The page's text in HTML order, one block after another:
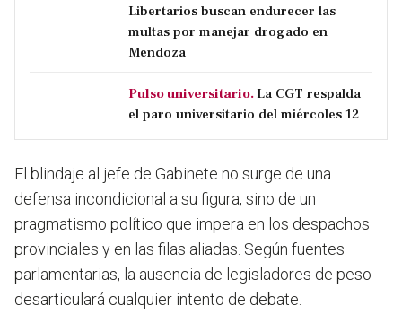
Libertarios buscan endurecer las
multas por manejar drogado en
Mendoza
Pulso universitario. La CGT respalda
el paro universitario del miércoles 12
El blindaje al jefe de Gabinete no surge de una
defensa incondicional a su figura, sino de un
pragmatismo político que impera en los despachos
provinciales y en las filas aliadas. Según fuentes
parlamentarias, la ausencia de legisladores de peso
desarticulará cualquier intento de debate.